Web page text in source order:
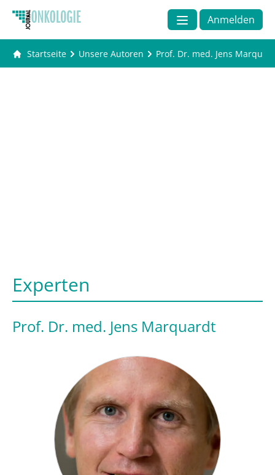
Anmelden
Startseite Unsere Autoren Prof. Dr. med. Jens
Experten
Prof. Dr. med. Jens Marquardt